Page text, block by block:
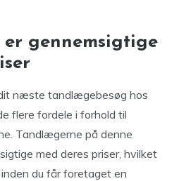
gennemsigtige
næste tandlægebesøg hos
flere fordele i forhold til
Tandlægerne på denne
med deres priser, hvilket
du får foretaget en